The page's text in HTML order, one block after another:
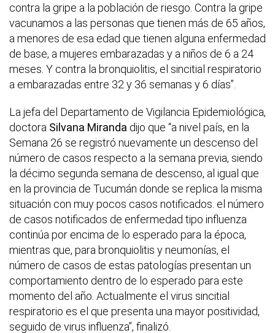
contra la gripe a la población de riesgo. Contra la gripe
vacunamos a las personas que tienen más de 65 años,
a menores de esa edad que tienen alguna enfermedad
de base, a mujeres embarazadas y a niños de 6 a 24
meses. Y contra la bronquiolitis, el sincitial respiratorio
a embarazadas entre 32 y 36 semanas y 6 días”.
La jefa del Departamento de Vigilancia Epidemiológica,
doctora Silvana Miranda dijo que “a nivel país, en la
Semana 26 se registró nuevamente un descenso del
número de casos respecto a la semana previa, siendo
la décimo segunda semana de descenso, al igual que
en la provincia de Tucumán donde se replica la misma
situación con muy pocos casos notificados. el número
de casos notificados de enfermedad tipo influenza
continúa por encima de lo esperado para la época,
mientras que, para bronquiolitis y neumonías, el
número de casos de estas patologías presentan un
comportamiento dentro de lo esperado para este
momento del año. Actualmente el virus sincitial
respiratorio es el que presenta una mayor positividad,
seguido de virus influenza”, finalizó.